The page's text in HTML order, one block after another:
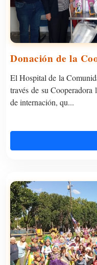
Donación de la
El Hospital de la
través de su
de internación, qu...